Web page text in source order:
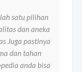
satu pilihan
dan aneka
Juga pastinya
dan tahan
anda bisa